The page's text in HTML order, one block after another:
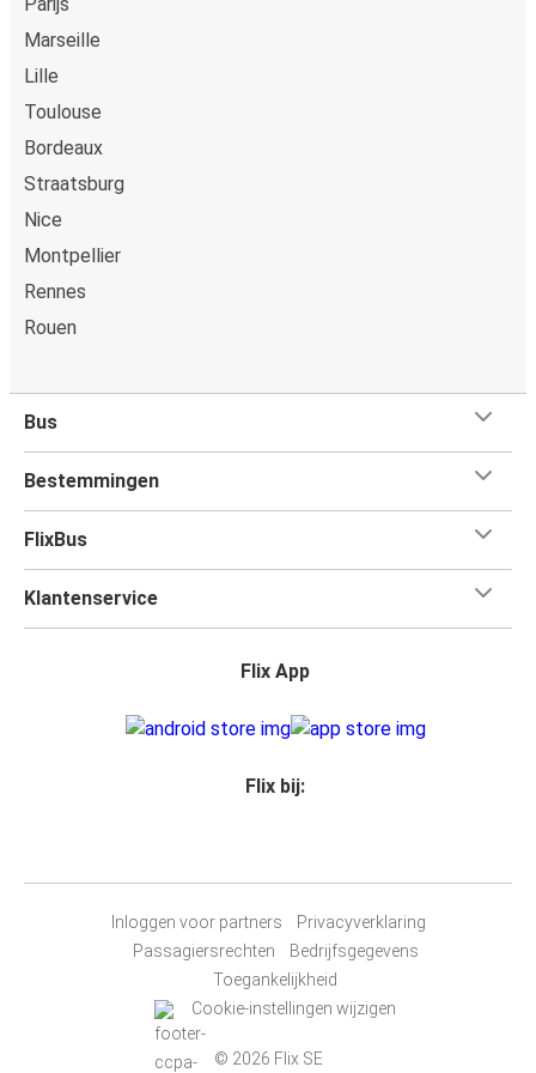
Marseille
Lille
Toulouse
Bordeaux
Straatsburg
Nice
Montpellier
Rennes
Rouen
Bus
Bestemmingen
FlixBus
Klantenservice
Flix App
Flix bij:
Inloggen voor partners
Privacyverklaring
Passagiersrechten
Bedrijfsgegevens
Toegankelijkheid
Cookie-instellingen wijzigen
© 2026 Flix SE